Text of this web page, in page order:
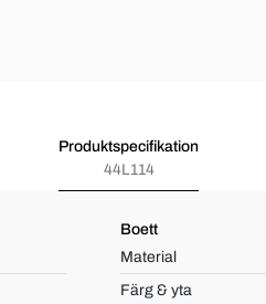
Produktspecifikation
44L114
Boett
Material
Färg & yta